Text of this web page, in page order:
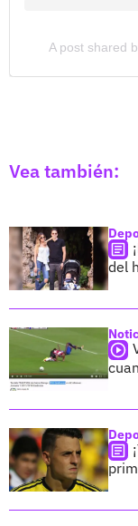
A post shared
Vea también:
del